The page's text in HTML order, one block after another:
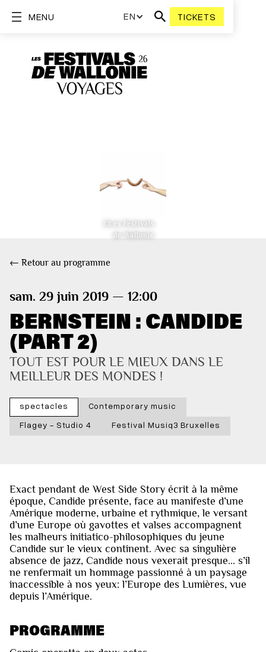
EN TICKETS
MENU
©Les Festivals
de Wallonie
← Retour au programme
sam. 29 juin 2019 — 12:00
BERNSTEIN : CANDIDE
(PART 2)
TOUT EST POUR LE MIEUX DANS LE
MEILLEUR DES MONDES !
spectacles
Contemporary music
Flagey - Studio 4
Festival Musiq3 Bruxelles
Exact pendant de West Side Story écrit à la même
époque, Candide présente, face au manifeste d’une
Amérique moderne, urbaine et rythmique, le versant
d’une Europe où gavottes et valses accompagnent
les malheurs initiatico-philosophiques du jeune
Candide sur le vieux continent. Avec sa singulière
absence de jazz, Candide nous vexerait presque... s’il
ne renfermait un hommage passionné à un paysage
inaccessible à nos yeux: l’Europe des Lumières, vue
depuis l’Amérique.
PROGRAMME